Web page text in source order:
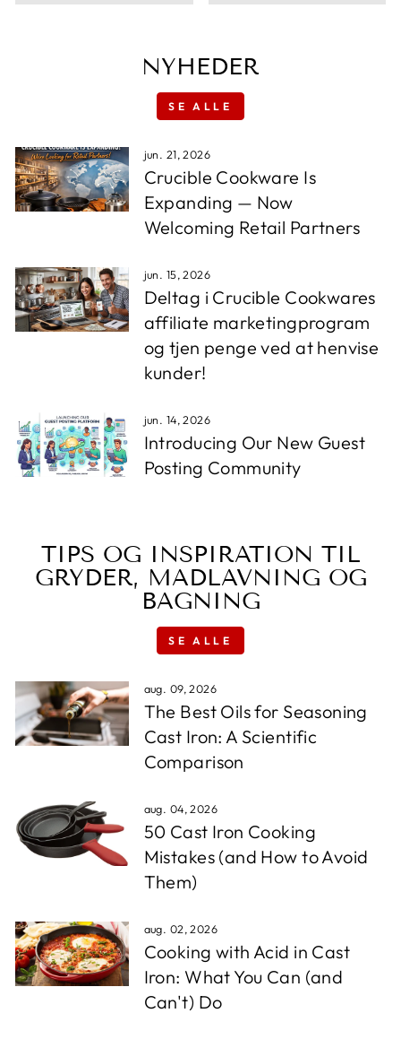
NYHEDER
SE ALLE
jun. 21, 2026
Crucible Cookware Is
Expanding — Now
Welcoming Retail Partners
jun. 15, 2026
Deltag i Crucible Cookwares
affiliate marketingprogram
og tjen penge ved at henvise
kunder!
jun. 14, 2026
Introducing Our New Guest
Posting Community
TIPS OG INSPIRATION TIL
GRYDER, MADLAVNING OG
BAGNING
SE ALLE
aug. 09, 2026
The Best Oils for Seasoning
Cast Iron: A Scientific
Comparison
aug. 04, 2026
50 Cast Iron Cooking
Mistakes (and How to Avoid
Them)
aug. 02, 2026
Cooking with Acid in Cast
Iron: What You Can (and
Can't) Do